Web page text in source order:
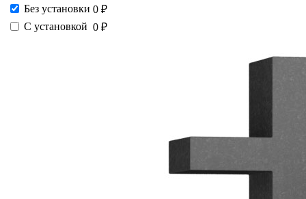
Без установки 0 ₽
С установкой 0 ₽